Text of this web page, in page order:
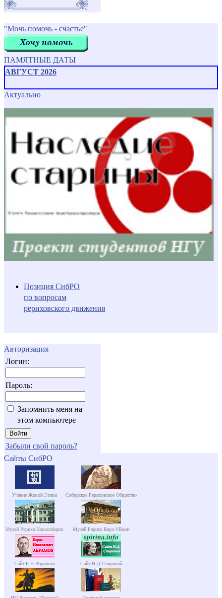
"Мочь помочь - счастье"
ПАМЯТНЫЕ ДАТЫ
АВГУСТ 2026
Актуально
Позиция СибРО
по вопросам
рериховского движения
Авторизация
Логин:
Пароль:
Запомнить меня на
этом компьютере
Забыли свой пароль?
Сайты СибРО
Учение Живой Этики Сибирское Рериховское Общество
Музей Рериха Новосибирск Музей Рериха Верх-Уймон
Сайт Б.Н.Абрамова Сайт Н.Д.Спириной